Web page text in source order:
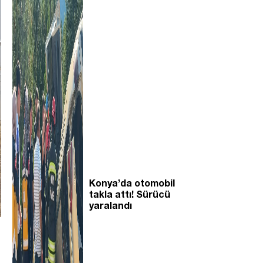
Konya’da otomobil
takla attı! Sürücü
yaralandı